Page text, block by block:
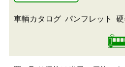
車輌カタログ パンフレット